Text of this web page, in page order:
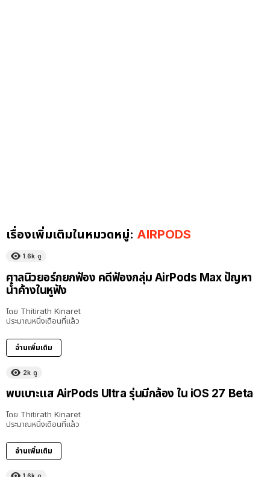
เรื่องเพิ่มเติมในหมวดหมู่: AIRPODS
1.6k ดู
ศาลนิวยอร์กยกฟ้อง คดีฟ้องกลุ่ม AirPods Max ปัญหา
น้ำค้างในหูฟัง
โดย Thitirath Kinaret
ประมาณหนึ่งเดือนที่แล้ว
อ่านเพิ่มเติม
2k ดู
พบเบาะแส AirPods Ultra รุ่นมีกล้อง ใน iOS 27 Beta
โดย Thitirath Kinaret
ประมาณหนึ่งเดือนที่แล้ว
อ่านเพิ่มเติม